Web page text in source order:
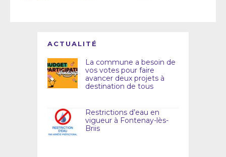
ACTUALITÉ
La commune a besoin de
vos votes pour faire
avancer deux projets à
destination de tous
Restrictions d’eau en
vigueur à Fontenay-lès-
Briis